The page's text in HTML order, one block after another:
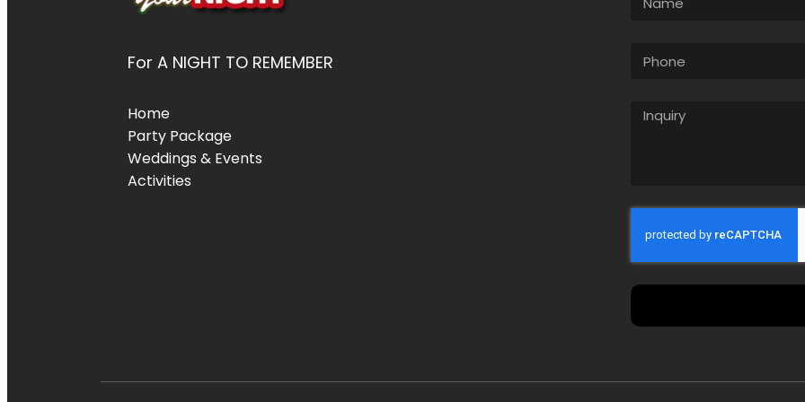
For A NIGHT TO REMEMBER
Home
Party Package
Weddings & Events
Activities